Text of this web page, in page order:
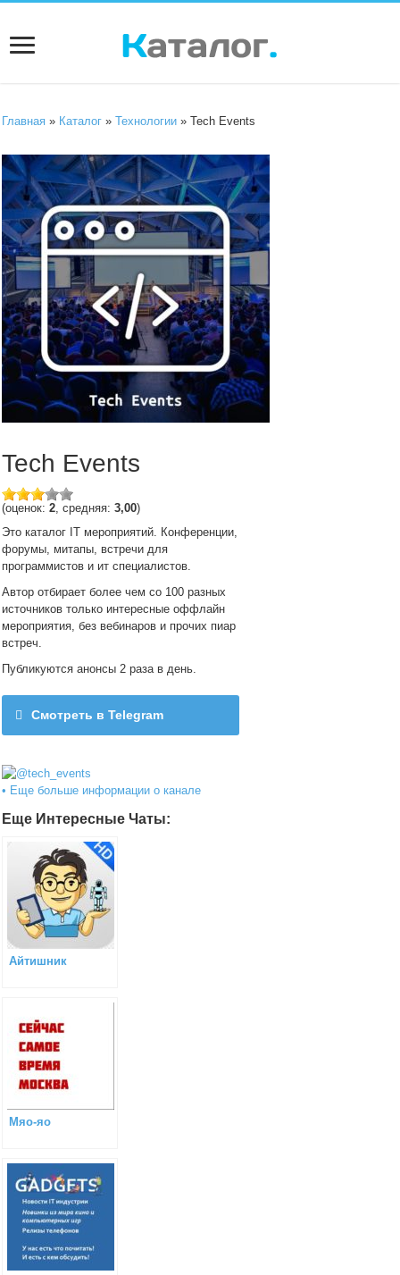
Главная » Каталог »Технологии » Tech Events
Tech Events
(оценок:2, средняя:3,00)
Это каталог IT мероприятий. Конференции,
форумы, митапы, встречи для
программистов и ит специалистов.
Автор отбирает более чем со 100 разных
источников только интересные оффлайн
мероприятия, без вебинаров и прочих пиар
встреч.
Публикуются анонсы 2 раза в день.
Смотреть в Telegram
• Еще больше информации о канале
Еще Интересные Чаты:
Айтишник
Мяо-яо